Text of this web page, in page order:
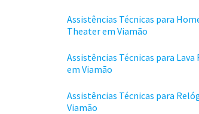
Assistências Técnicas para
Theater em Viamão
Assistências Técnicas para Lava
em Viamão
Assistências Técnicas para
Viamão